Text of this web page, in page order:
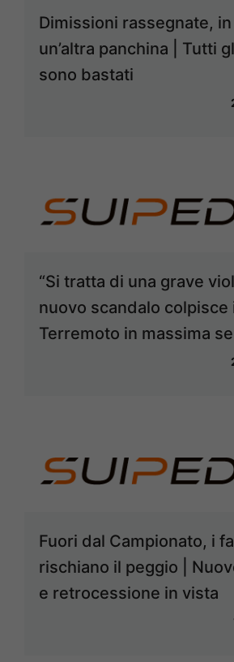
Dimissioni rassegnate,
un’altra panchina | Tutti
sono bastati
“Si tratta di una grave
nuovo scandalo colpisce
Terremoto in massima
Fuori dal Campionato, i
rischiano il peggio |
e retrocessione in vista